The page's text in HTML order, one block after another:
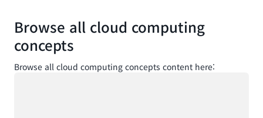
Browse all cloud computing
concepts
Browse all cloud computing concepts content here: